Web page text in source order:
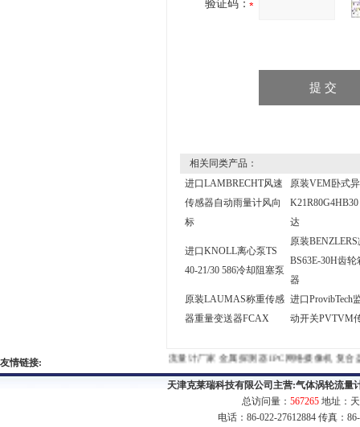
验证码：
相关同类产品：
进口LAMBRECHT风速
传感器自动雨量计风向
标
原装VEM卧式
达
进口KNOLL离心泵TS
40-21/30 586冷却阻塞泵
原装
BS63E-30H齿轮
器
原装LAUMAS称重传感
器重量变送器FCAX
进口ProvibTech
动开关PVTVM
友情链接: 流量计厂家金属探测器IPC网络摄像机复合
天津克莱瑞科技有限公司主营:气体涡轮流量
总访问量： 567265 地址：
电话：86-022-27612884 传真：